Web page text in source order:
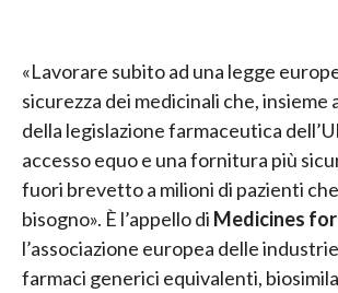
«Lavorare subito ad una legge
sicurezza dei medicinali che, insieme
della legislazione farmaceutica
accesso equo e una fornitura più
fuori brevetto a milioni di pazienti
bisogno». È l’appello di Medicines
l’associazione europea delle
farmaci generici equivalenti,